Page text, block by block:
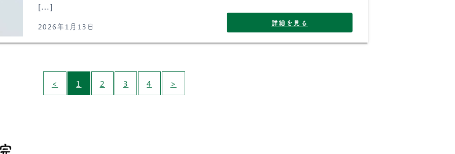
[…]
2026年1月13日 詳細を見る
< 1 2 3 4 >